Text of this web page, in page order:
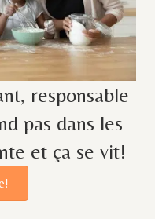
responsable
pas dans les
et ça se vit!